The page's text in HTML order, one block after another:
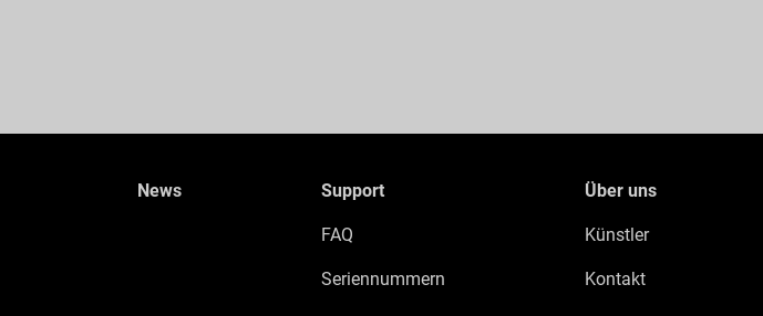
News Support
FAQ
Seriennummern
Über uns
Künstler
Kontakt